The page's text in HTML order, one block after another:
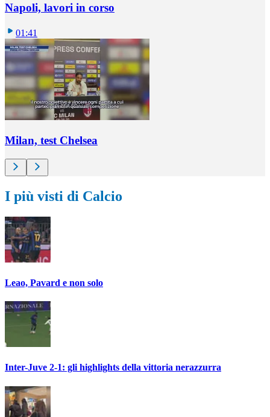
Napoli, lavori in corso
01:41
Milan, test Chelsea
I più visti di Calcio
Leao, Pavard e non solo
Inter-Juve 2-1: gli highlights della vittoria nerazzurra